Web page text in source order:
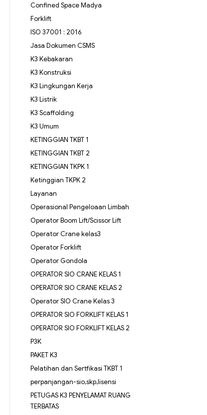
Confined Space Madya
Forklift
ISO 37001 : 2016
Jasa Dokumen CSMS
K3 Kebakaran
K3 Konstruksi
K3 Lingkungan Kerja
K3 Listrik
K3 Scaffolding
K3 Umum
KETINGGIAN TKBT 1
KETINGGIAN TKBT 2
KETINGGIAN TKPK 1
Ketinggian TKPK 2
Layanan
Operasional Pengeloaan Limbah
Operator Boom Lift/Scissor Lift
Operator Crane kelas3
Operator Forklift
Operator Gondola
OPERATOR SIO CRANE KELAS 1
OPERATOR SIO CRANE KELAS 2
Operator SIO Crane Kelas 3
OPERATOR SIO FORKLIFT KELAS 1
OPERATOR SIO FORKLIFT KELAS 2
P3K
PAKET K3
Pelatihan dan Sertfikasi TKBT 1
perpanjangan-sio,skp,lisensi
PETUGAS K3 PENYELAMAT RUANG
TERBATAS